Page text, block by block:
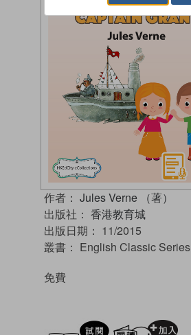
作者： Jules Verne （著）
出版社： 香港教育城
出版日期： 11/2015
叢書： English Classic Series
免費
試閲